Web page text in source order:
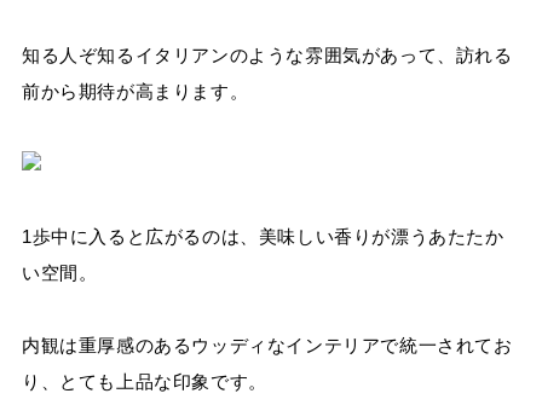
知る人ぞ知るイタリアンのような雰囲気があって、訪れる
前から期待が高まります。
1歩中に入ると広がるのは、美味しい香りが漂うあたたか
い空間。
内観は重厚感のあるウッディなインテリアで統一されてお
り、とても上品な印象です。